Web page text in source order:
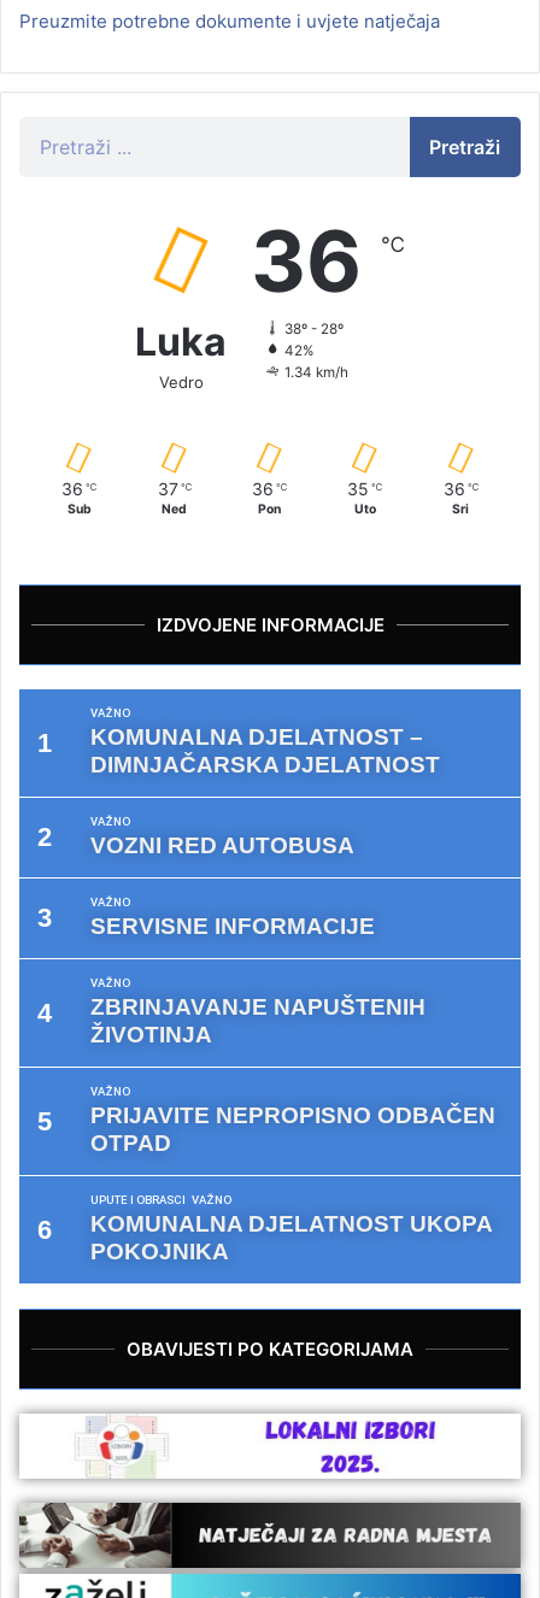
Preuzmite potrebne dokumente i uvjete natječaja
Pretraži
Luka
Vedro
36 ℃
38º - 28º
42%
1.34 km/h
36 ℃
Sub
37 ℃
Ned
36 ℃
Pon
35 ℃
Uto
36 ℃
Sri
IZDVOJENE INFORMACIJE
VAŽNO
KOMUNALNA DJELATNOST –
DIMNJAČARSKA DJELATNOST
VAŽNO
VOZNI RED AUTOBUSA
VAŽNO
SERVISNE INFORMACIJE
VAŽNO
ZBRINJAVANJE NAPUŠTENIH
ŽIVOTINJA
VAŽNO
PRIJAVITE NEPROPISNO ODBAČEN
OTPAD
UPUTE I OBRASCI VAŽNO
KOMUNALNA DJELATNOST UKOPA
POKOJNIKA
OBAVIJESTI PO KATEGORIJAMA